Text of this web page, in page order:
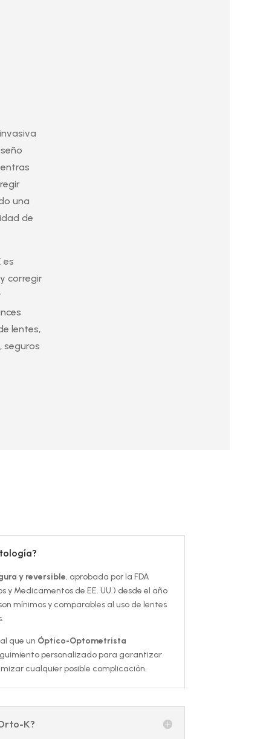
una
de
es
corregir
lentes,
seguros
y reversible, aprobada por la FDA
y Medicamentos de EE. UU.) desde el año
mínimos y comparables al uso de lentes
que un Óptico-Optometrista
personalizado para garantizar
cualquier posible complicación.
K?